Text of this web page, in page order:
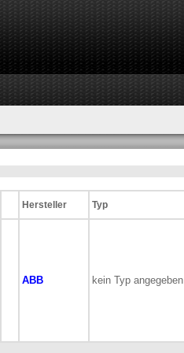
Hersteller Typ
ABB kein Typ angegeben